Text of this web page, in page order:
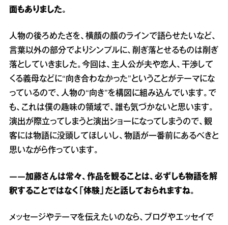
面もありました。
人物の後ろめたさを、横顔の顔のラインで語らせたいなど、
言葉以外の部分でよりシンプルに、削ぎ落とせるものは削ぎ
落としていきました。今回は、主人公が夫や恋人、干渉して
くる義母などに“向き合わなかった”ということがテーマにな
っているので、人物の“向き”を構図に組み込んでいます。で
も、これは僕の趣味の領域で、誰も気づかないと思います。
演出が際立ってしまうと演出ショーになってしまうので、観
客には物語に没頭してほしいし、物語が一番前にあるべきと
思いながら作っています。
――加藤さんは常々、作品を観ることは、必ずしも物語を解
釈することではなく「体験」だと話しておられますね。
メッセージやテーマを伝えたいのなら、ブログやエッセイで